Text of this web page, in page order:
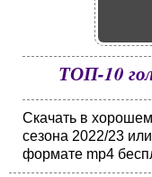
ТОП-10
Скачать в
сезона 2022/23
формате mp4